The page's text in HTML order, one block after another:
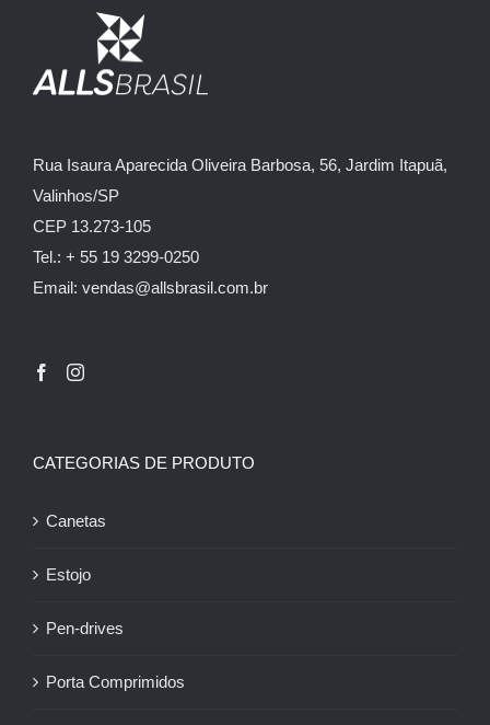
Rua Isaura Aparecida Oliveira Barbosa, 56, Jardim Itapuã,
Valinhos/SP
CEP 13.273-105
Tel.: + 55 19 3299-0250
Email: vendas@allsbrasil.com.br
CATEGORIAS DE PRODUTO
Canetas
Estojo
Pen-drives
Porta Comprimidos